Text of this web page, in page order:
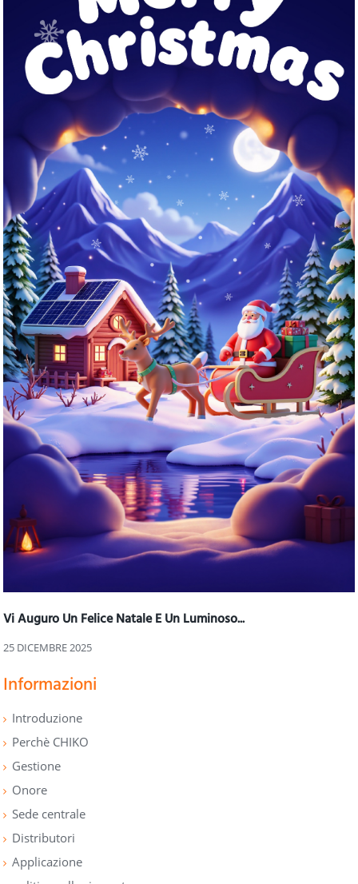
Vi Auguro Un Felice Natale E Un Luminoso...
25 DICEMBRE 2025
Informazioni
Introduzione
Perchè CHIKO
Gestione
Onore
Sede centrale
Distributori
Applicazione